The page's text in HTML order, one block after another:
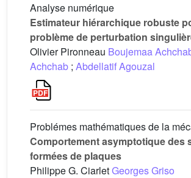
Analyse numérique
Estimateur hiérarchique robuste
problème de perturbation
Olivier Pironneau Boujemaa
Achchab ; Abdellatif Agouzal
Problémes mathématiques de la
Comportement asymptotique des
formées de plaques
Philippe G. CiarletGeorges Griso